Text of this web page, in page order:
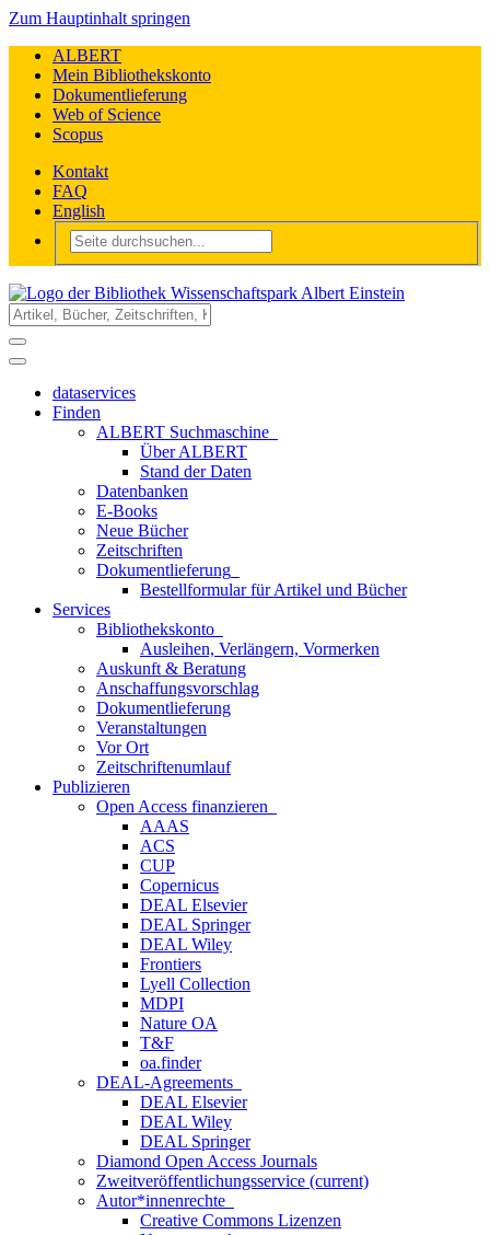
Zum Hauptinhalt springen
ALBERT
Mein Bibliothekskonto
Dokumentlieferung
Web of Science
Scopus
Kontakt
FAQ
English
dataservices
Finden
ALBERT Suchmaschine
Über ALBERT
Stand der Daten
Datenbanken
E-Books
Neue Bücher
Zeitschriften
Dokumentlieferung
Bestellformular für Artikel und Bücher
Services
Bibliothekskonto
Ausleihen, Verlängern, Vormerken
Auskunft & Beratung
Anschaffungsvorschlag
Dokumentlieferung
Veranstaltungen
Vor Ort
Zeitschriftenumlauf
Publizieren
Open Access finanzieren
AAAS
ACS
CUP
Copernicus
DEAL Elsevier
DEAL Springer
DEAL Wiley
Frontiers
Lyell Collection
MDPI
Nature OA
T&F
oa.finder
DEAL-Agreements
DEAL Elsevier
DEAL Wiley
DEAL Springer
Diamond Open Access Journals
Zweitveröffentlichungsservice (current)
Autor*innenrechte
Creative Commons Lizenzen